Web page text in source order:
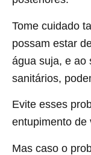
Tome cuidado
possam estar
água suja, e ao
sanitários,
Evite esses
entupimento de
Mas caso o